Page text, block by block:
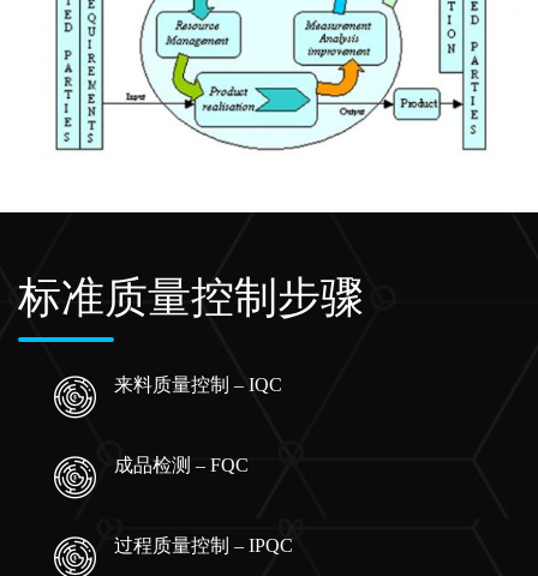
标准质量控制步骤
来料质量控制 – IQC
成品检测 – FQC
过程质量控制 – IPQC